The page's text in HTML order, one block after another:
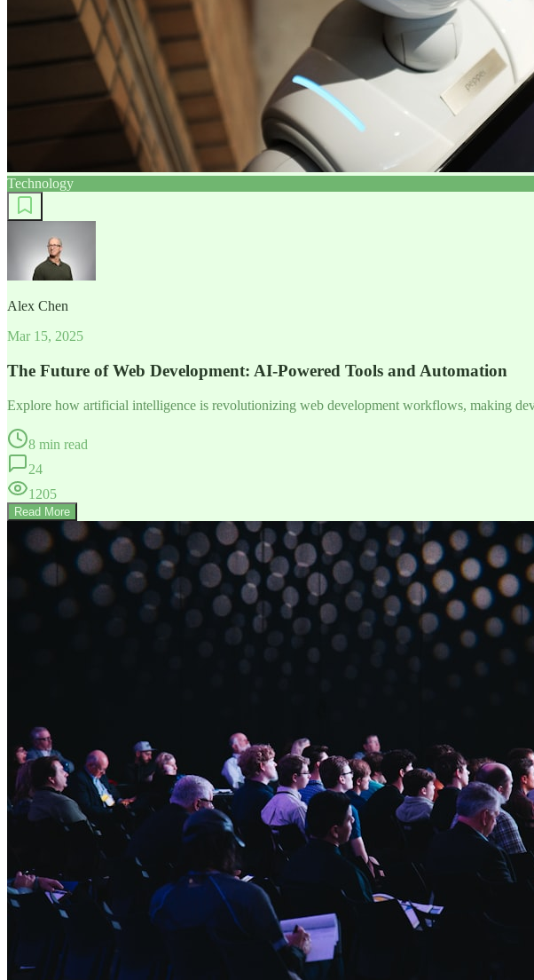
Technology
Alex Chen
Mar 15, 2025
The Future of Web Development: AI-Powered Tools and Automation
Explore how artificial intelligence is revolutionizing web development workflows, making
8 min read
24
1205
Read More